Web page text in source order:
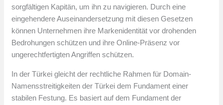
sorgfältigen Kapitän, um ihn zu navigieren. Durch eine
eingehendere Auseinandersetzung mit diesen Gesetzen
können Unternehmen ihre Markenidentität vor drohenden
Bedrohungen schützen und ihre Online-Präsenz vor
ungerechtfertigten Angriffen schützen.
In der Türkei gleicht der rechtliche Rahmen für Domain-
Namensstreitigkeiten der Türkei dem Fundament einer
stabilen Festung. Es basiert auf dem Fundament der